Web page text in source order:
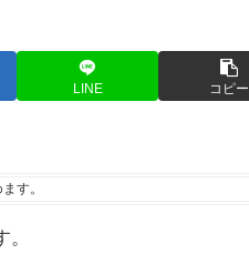
LINE コピー
す。